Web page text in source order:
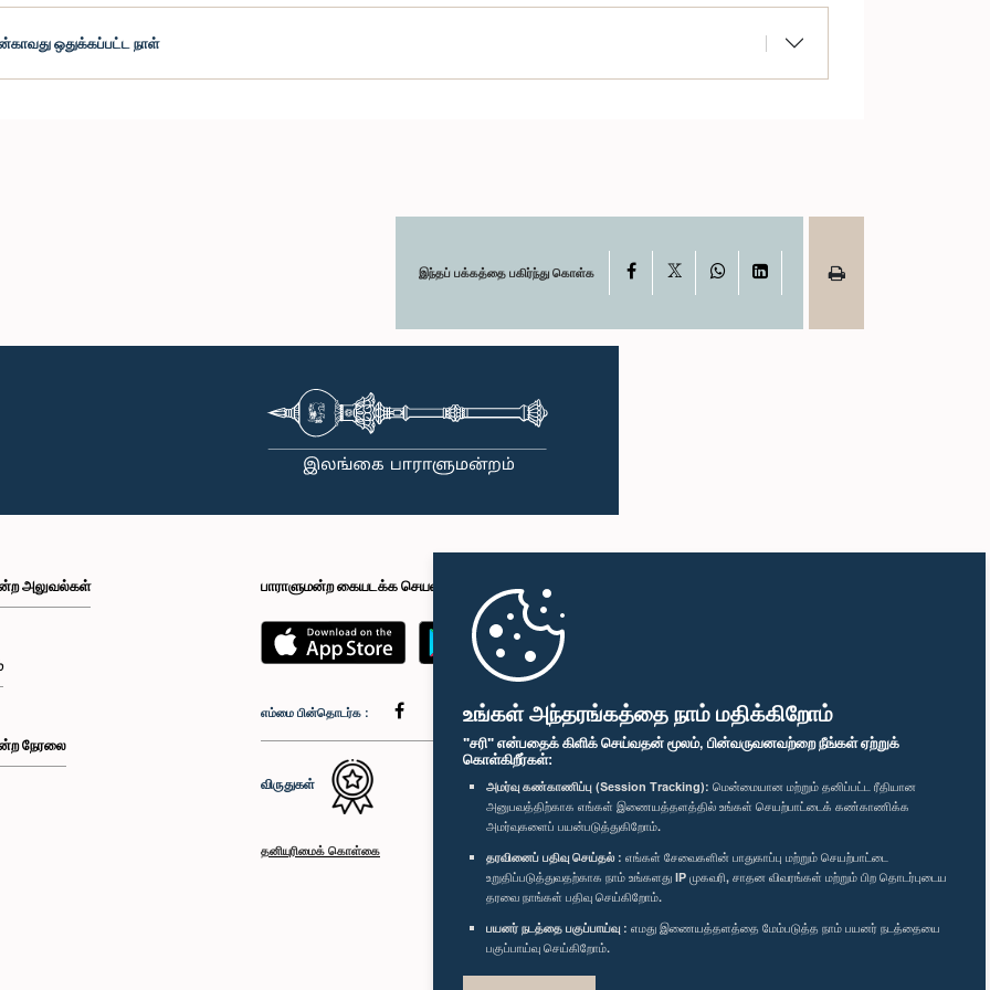
உங்கள் அந்தரங்கத்தை நாம் மதிக்கிறோம்
"சரி" என்பதைக் கிளிக் செய்வதன் மூலம், பின்வருவனவற்றை நீங்கள் ஏற்றுக்
கொள்கிறீர்கள்:
அமர்வு கண்காணிப்பு (Session Tracking): மென்மையான மற்றும் தனிப்பட்ட ரீதியான
அனுபவத்திற்காக எங்கள் இணையத்தளத்தில் உங்கள் செயற்பாட்டைக் கண்காணிக்க
அமர்வுகளைப் பயன்படுத்துகிறோம்.
தரவினைப் பதிவு செய்தல் : எங்கள் சேவைகளின் பாதுகாப்பு மற்றும் செயற்பாட்டை
உறுதிப்படுத்துவதற்காக நாம் உங்களது IP முகவரி, சாதன விவரங்கள் மற்றும் பிற தொடர்புடைய
தரவை நாங்கள் பதிவு செய்கிறோம்.
பயனர் நடத்தை பகுப்பாய்வு : எமது இணையத்தளத்தை மேம்படுத்த நாம் பயனர் நடத்தையை
பகுப்பாய்வு செய்கிறோம்.
ஒதுக்கப்பட்ட நாள்
இந்தப் பக்கத்தை பகிர்ந்து கொள்க Facebook WhatsAppLinkedIn
அலுவல்கள்
நேரலை
பாராளுமன்ற கையடக்க செயலி
எம்மை பின்தொடர்க :
விருதுகள்
தனியுரிமைக் கொள்கை